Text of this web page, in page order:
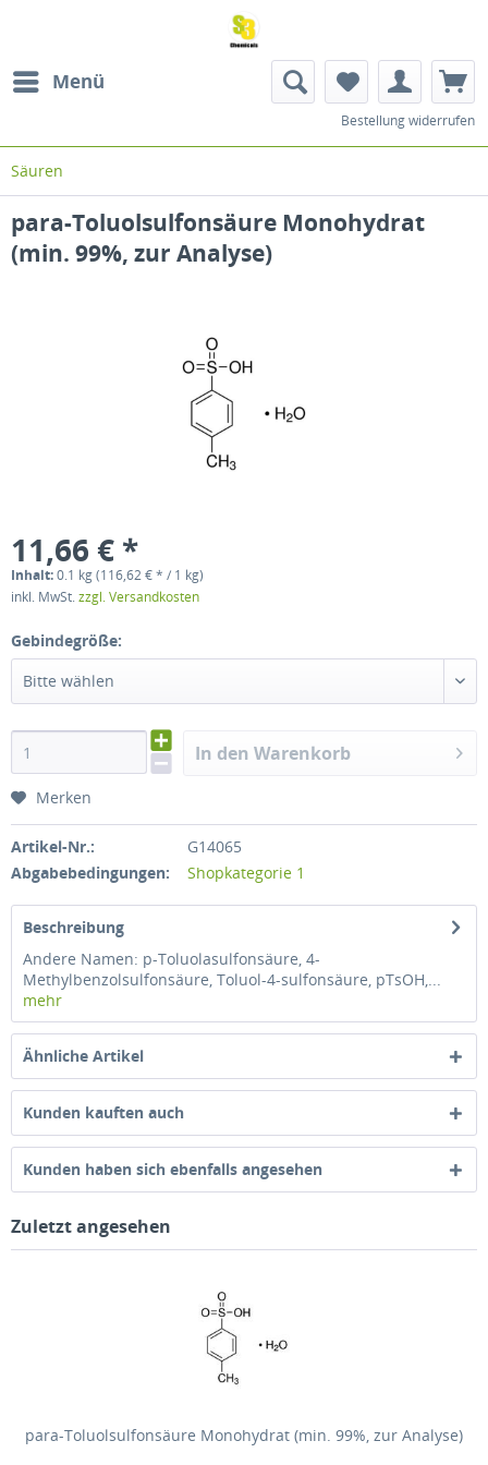
Menü
Bestellung widerrufen
Säuren
para-Toluolsulfonsäure Monohydrat
(min. 99%, zur Analyse)
11,66 € *
Inhalt:0.1 kg (116,62 € * / 1 kg)
inkl. MwSt.zzgl. Versandkosten
Gebindegröße:
Bitte wählen
In den Warenkorb
Merken
Artikel-Nr.:
G14065
Abgabebedingungen:
Shopkategorie 1
Beschreibung
Andere Namen: p-Toluolasulfonsäure, 4-
Methylbenzolsulfonsäure, Toluol-4-sulfonsäure, pTsOH,...
mehr
Ähnliche Artikel
Kunden kauften auch
Kunden haben sich ebenfalls angesehen
Zuletzt angesehen
para-Toluolsulfonsäure Monohydrat (min. 99%, zur Analyse)